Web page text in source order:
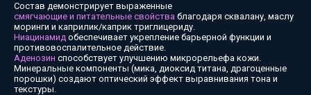
Состав демонстрирует выраженные
смягчающие и питательные свойства благодаря сквалану, маслу
моринги и каприлик/каприк триглицериду.
Ниацинамид обеспечивает укрепление барьерной функции и
противовоспалительное действие.
Аденозин способствует улучшению микрорельефа кожи.
Минеральные компоненты (мика, диоксид титана, драгоценные
порошки) создают оптический эффект выравнивания тона и
текстуры.